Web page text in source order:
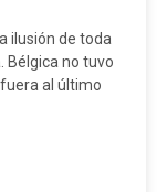
ilusión de toda
Bélgica no tuvo
al último